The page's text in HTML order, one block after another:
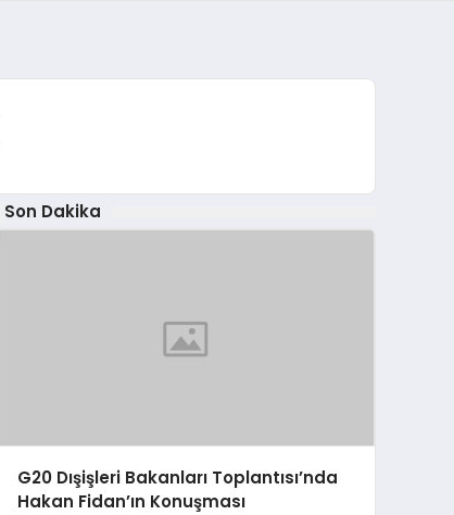
Son Dakika
G20 Dışişleri Bakanları Toplantısı’nda
Hakan Fidan’ın Konuşması